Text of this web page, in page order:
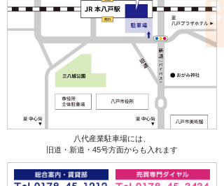
八代産業駐車場には、
旧道・新道・45号方面からも入れます